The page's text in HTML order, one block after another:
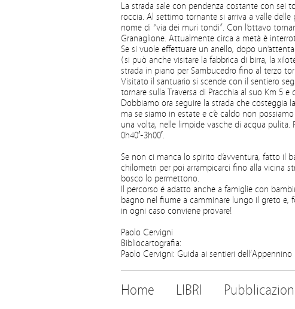
La strada sale con pendenza costante con
roccia. Al settimo tornante si arriva a valle
nome di “via dei muri tondi”. Con l’ottavo
Granaglione. Attualmente circa a metà è
Se si vuole effettuare un anello, dopo
(si può anche visitare la fabbrica di birra, la
strada in piano per Sambucedro fino al terzo
Visitato il santuario si scende con il sentiero
tornare sulla Traversa di Pracchia al suo Km 5
Dobbiamo ora seguire la strada che costeggia
ma se siamo in estate e c’è caldo non
una volta, nelle limpide vasche di acqua
0h40′-3h00′.
Se non ci manca lo spirito d’avventura, fatto il
chilometri per poi arrampicarci fino alla vicina
bosco lo permettono.
Il percorso é adatto anche a famiglie con
bagno nel fiume a camminare lungo il greto e,
in ogni caso conviene provare!
Paolo Cervigni
Bibliocartografia:
Paolo Cervigni: Guida ai sentieri
Home LIBRI